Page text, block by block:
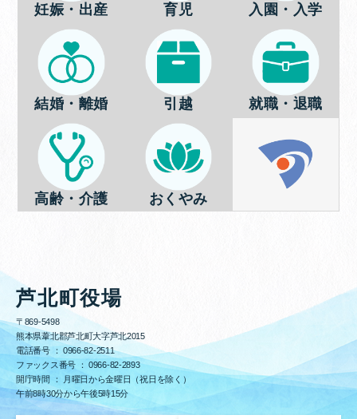
妊娠・出産 育児 入園・入学
結婚・離婚 引越 就職・退職
高齢・介護 おくやみ
芦北町役場
〒869-5498
熊本県葦北郡芦北町大字芦北2015
電話番号 ： 0966-82-2511
ファックス番号 ： 0966-82-2893
開庁時間 ： 月曜日から金曜日（祝日を除く）
午前8時30分から午後5時15分